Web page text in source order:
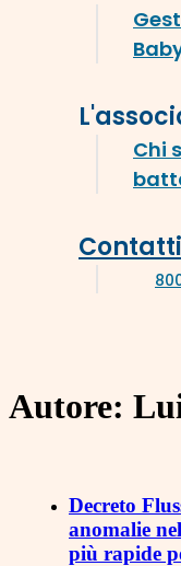
Chi
Contatti
Autore:
Decreto
anomalie
più rapide